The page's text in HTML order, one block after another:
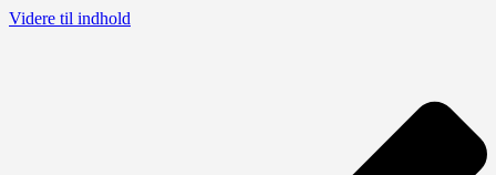
Videre til indhold